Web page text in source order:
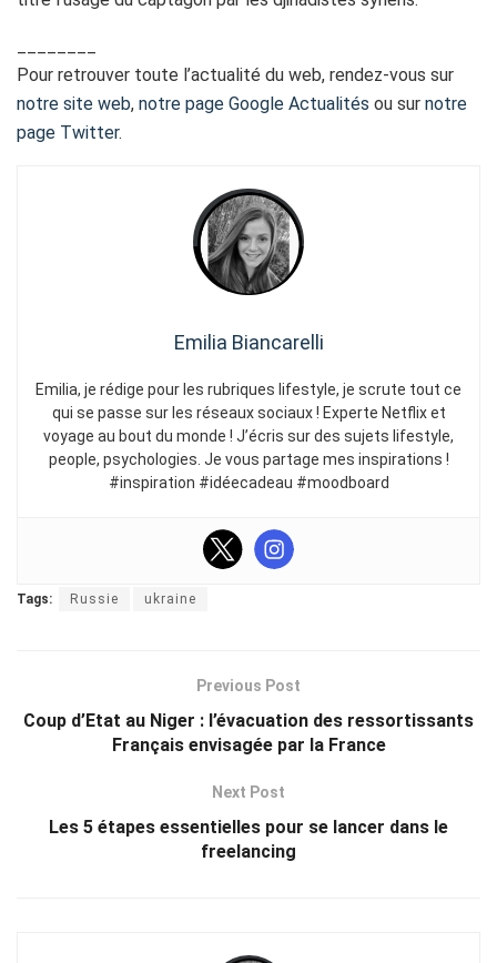
Pour retrouver toute l’actualité du web, rendez-vous sur
notre site web, notre page Google Actualités ou sur notre
page Twitter.
Emilia Biancarelli
Emilia, je rédige pour les rubriques lifestyle, je scrute tout ce
qui se passe sur les réseaux sociaux ! Experte Netflix et
voyage au bout du monde ! J’écris sur des sujets lifestyle,
people, psychologies. Je vous partage mes inspirations !
#inspiration #idéecadeau #moodboard
Tags: Russie ukraine
Previous Post
Coup d’Etat au Niger : l’évacuation des ressortissants
Français envisagée par la France
Next Post
Les 5 étapes essentielles pour se lancer dans le
freelancing